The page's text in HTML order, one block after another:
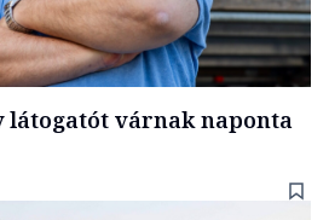
látogatót várnak naponta